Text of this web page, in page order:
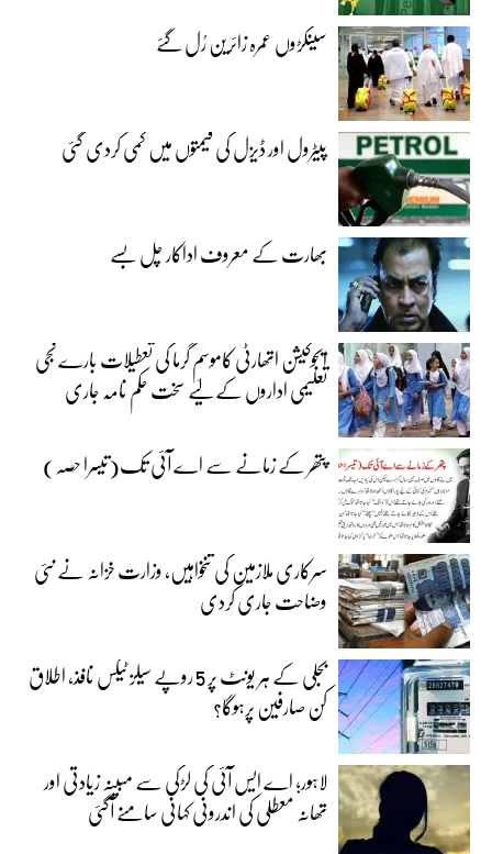
سینکڑوں عمرہ زائرین رُل گئے
پیٹرول اور ڈیزل کی قیمتوں میں کمی کردی گئی
بھارت کے معروف اداکار چل بسے
ایجوکیشن اتھارٹی کاموسمِ گرما کی تعطیلات بارے نجی
تعلیمی اداروں کے لیے سخت حکم نامہ جاری
پتھر کے زمانے سے اے آئی تک(تیسرا حصہ)
سرکاری ملازمین کی تنخواہیں، وزارت خزانہ نے نئی
وضاحت جاری کردی
بجلی کے ہر یونٹ پر 5 روپے سیلز ٹیکس نافذ، اطلاق
کن صارفین پرہوگا؟
لاہور؛ اے ایس آئی کی لڑکی سے مبینہ زیادتی اور
تھانہ معطلی کی اندرونی کہانی سامنے آگئی